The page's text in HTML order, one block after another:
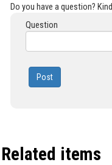
Do you have a question?
Question
Post
Related items